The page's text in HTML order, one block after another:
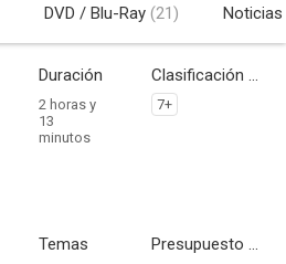
DVD / Blu-Ray (21) Noticias
Duración
2 horas y
13
minutos
Clasificación por edades
7+
Temas Presupuesto - Ingresos